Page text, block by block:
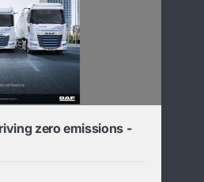
zero emissions -